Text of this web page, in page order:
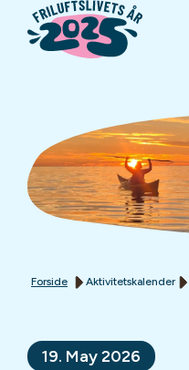
Forside Aktivitetskalender
19. May 2026